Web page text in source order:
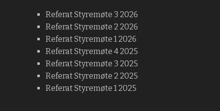
Referat Styremøte 3 2026
Referat Styremøte 2 2026
Referat Styremøte 1 2026
Referat Styremøte 4 2025
Referat Styremøte 3 2025
Referat Styremøte 2 2025
Referat Styremøte 1 2025